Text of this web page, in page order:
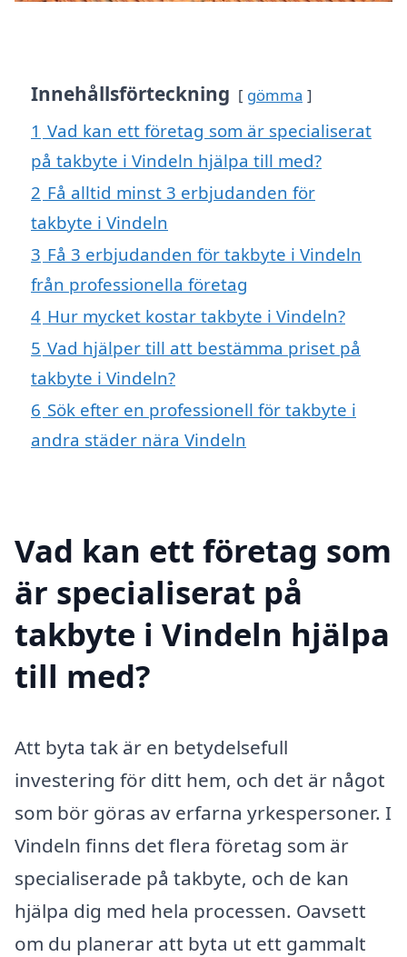
Innehållsförteckning gömma
1 Vad kan ett företag som är specialiserat
på takbyte i Vindeln hjälpa till med?
2 Få alltid minst 3 erbjudanden för
takbyte i Vindeln
3 Få 3 erbjudanden för takbyte i Vindeln
från professionella företag
4 Hur mycket kostar takbyte i Vindeln?
5 Vad hjälper till att bestämma priset på
takbyte i Vindeln?
6 Sök efter en professionell för takbyte i
andra städer nära Vindeln
Vad kan ett företag som
är specialiserat på
takbyte i Vindeln hjälpa
till med?
Att byta tak är en betydelsefull
investering för ditt hem, och det är något
som bör göras av erfarna yrkespersoner. I
Vindeln finns det flera företag som är
specialiserade på takbyte, och de kan
hjälpa dig med hela processen. Oavsett
om du planerar att byta ut ett gammalt